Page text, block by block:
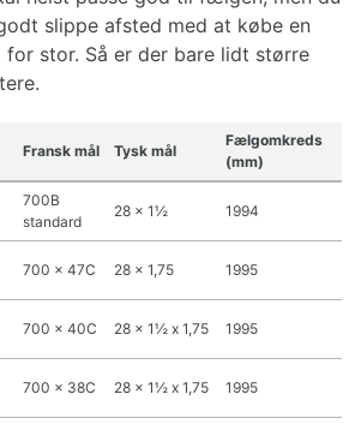
slippe afsted med at købe en
for stor. Så er der bare lidt større
Fransk mål Tysk mål
Fælgomkreds
(mm)
700B
standard
28 x 1½ 1994
700 x 47C 28 x 1,75 1995
700 x 40C 28 x 1½ x 1,75 1995
700 x 38C 28 x 1½ x 1,75 1995